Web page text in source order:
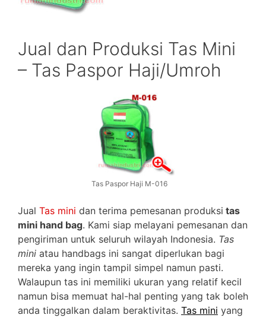
Jual dan Produksi Tas Mini
– Tas Paspor Haji/Umroh
Tas Paspor Haji M-016
Jual Tas mini dan terima pemesanan produksi tas
mini hand bag. Kami siap melayani pemesanan dan
pengiriman untuk seluruh wilayah Indonesia. Tas
mini atau handbags ini sangat diperlukan bagi
mereka yang ingin tampil simpel namun pasti.
Walaupun tas ini memiliki ukuran yang relatif kecil
namun bisa memuat hal-hal penting yang tak boleh
anda tinggalkan dalam beraktivitas. Tas mini yang